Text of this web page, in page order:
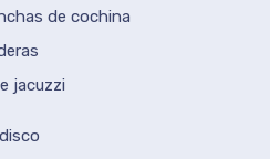
de cochina
jacuzzi